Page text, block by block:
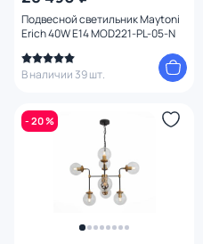
Подвесной светильник Maytoni
Erich 40W E14 MOD221-PL-05-N
В наличии 39 шт.
- 20 %